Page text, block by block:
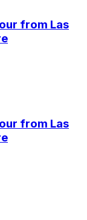
from Las
from Las